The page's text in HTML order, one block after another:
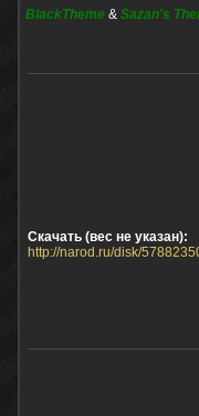
BlackTheme & Sazan's
Скачать (вес не указан):
http://narod.ru/disk/